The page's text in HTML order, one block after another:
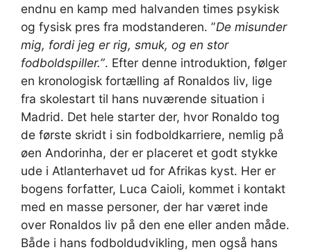
endnu en kamp med halvanden times psykisk
og fysisk pres fra modstanderen. ”De misunder
mig, fordi jeg er rig, smuk, og en stor
fodboldspiller.”. Efter denne introduktion, følger
en kronologisk fortælling af Ronaldos liv, lige
fra skolestart til hans nuværende situation i
Madrid. Det hele starter der, hvor Ronaldo tog
de første skridt i sin fodboldkarriere, nemlig på
øen Andorinha, der er placeret et godt stykke
ude i Atlanterhavet ud for Afrikas kyst. Her er
bogens forfatter, Luca Caioli, kommet i kontakt
med en masse personer, der har været inde
over Ronaldos liv på den ene eller anden måde.
Både i hans fodboldudvikling, men også hans